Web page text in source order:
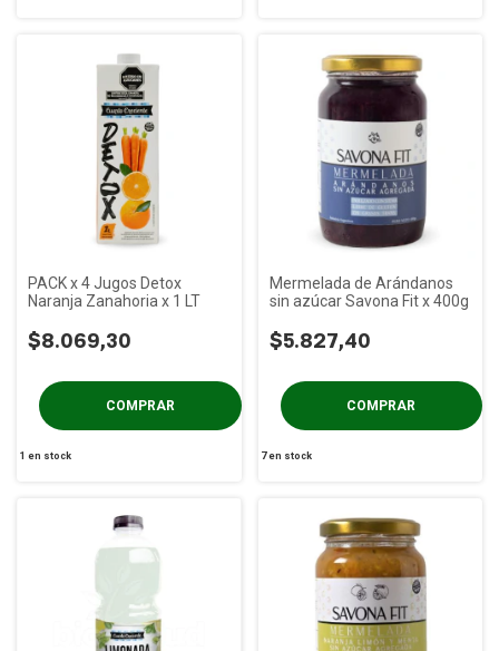
PACK x 4 Jugos Detox
Naranja Zanahoria x 1 LT
$8.069,30
1 en stock
Mermelada de Arándanos
sin azúcar Savona Fit x 400g
$5.827,40
7en stock